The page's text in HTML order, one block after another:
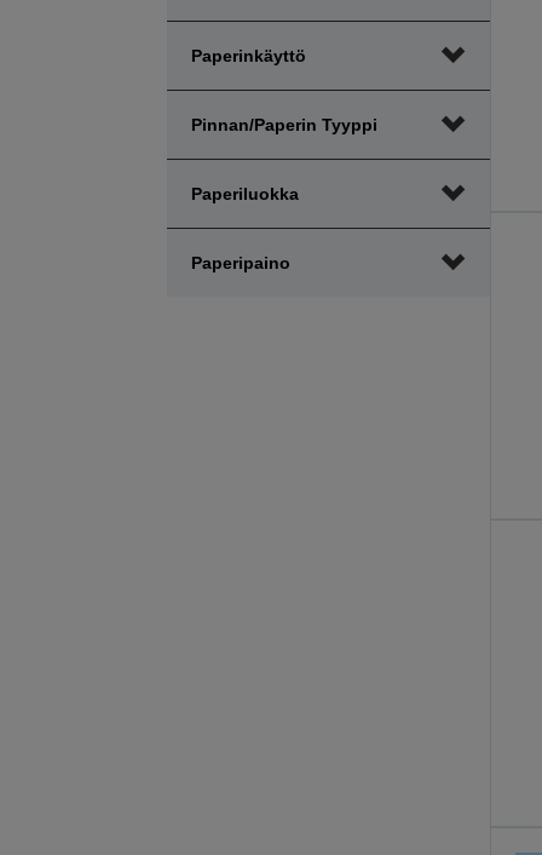
Paperinkäyttö
Pinnan/paperin Tyyppi
Paperiluokka
Paperipaino